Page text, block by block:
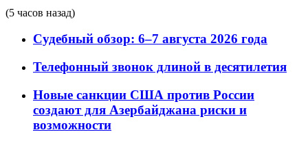
(5 часов назад)
Судебный обзор: 6–7 августа 2026 года
Телефонный звонок длиной в десятилетия
Новые санкции США против России
создают для Азербайджана риски и
возможности